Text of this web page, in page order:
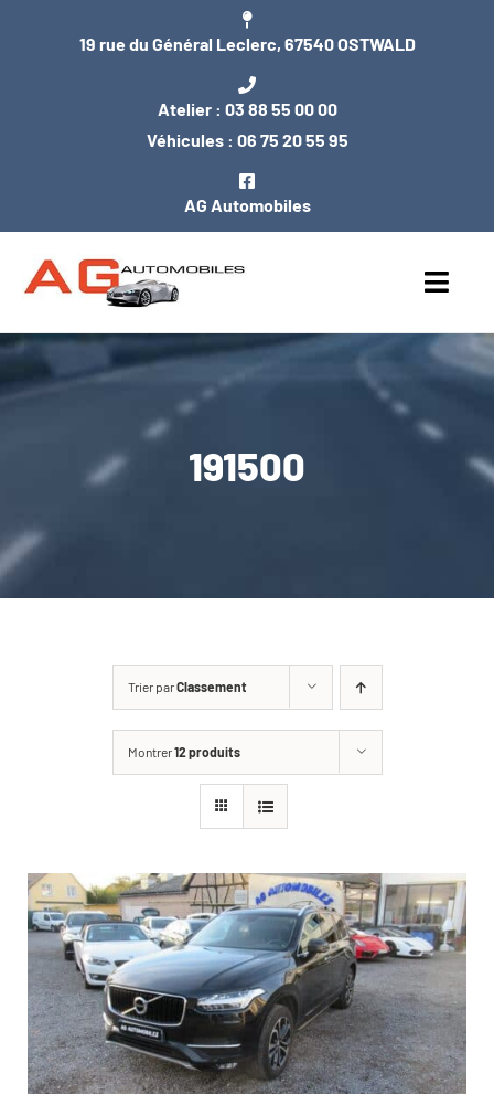
19 rue du Général Leclerc, 67540 OSTWALD
Atelier : 03 88 55 00 00
Véhicules : 06 75 20 55 95
AG Automobiles
ACCUEIL
ENTRETIEN / MÉCANIQUE
CARROSSERIE / VITRAGE
191500
Trier parClassement
Montrer12 produits